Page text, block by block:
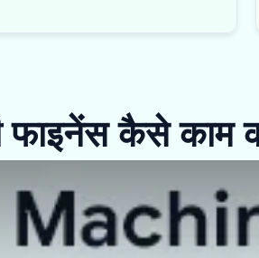
फाइनेंस कैसे काम